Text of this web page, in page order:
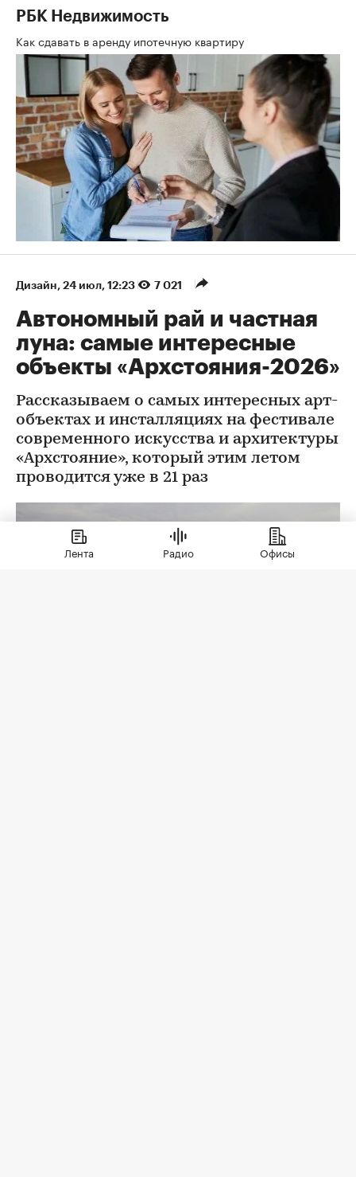
РБК Недвижимость
Как сдавать в аренду ипотечную квартиру
Дизайн⁠, 24 июл, 12:23 7 021
Автономный рай и частная
луна: самые интересные
объекты «Архстояния-2026»
Рассказываем о самых интересных арт-
объектах и инсталляциях на фестивале
современного искусства и архитектуры
«Архстояние», который этим летом
проводится уже в 21 раз
Лента Радио Офисы